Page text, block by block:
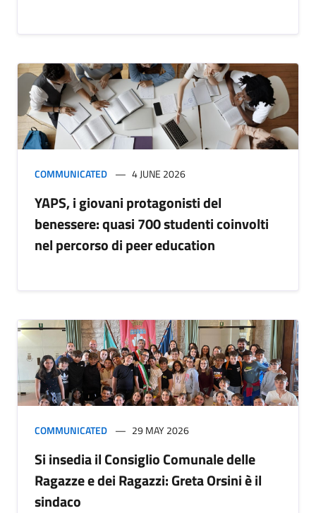
COMMUNICATED 4 JUNE 2026
YAPS, i giovani protagonisti del
benessere: quasi 700 studenti coinvolti
nel percorso di peer education
COMMUNICATED 29 MAY 2026
Si insedia il Consiglio Comunale delle
Ragazze e dei Ragazzi: Greta Orsini è il
sindaco